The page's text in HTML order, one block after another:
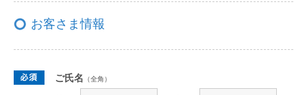
お客さま情報
ご氏名 （全角）